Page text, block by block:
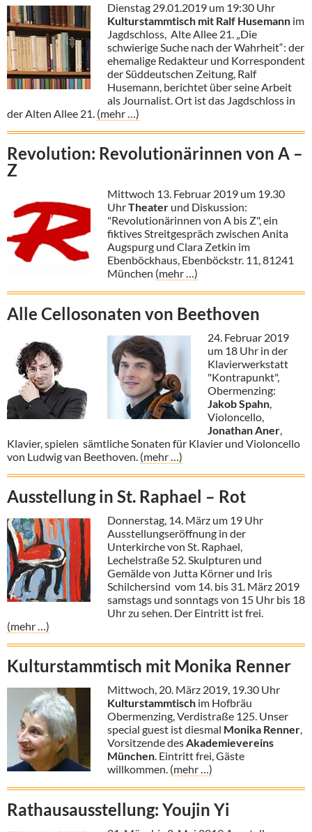
Dienstag 29.01.2019 um 19:30 Uhr
Kulturstammtisch mit Ralf Husemann im
Jagdschloss, Alte Allee 21. „Die
schwierige Suche nach der Wahrheit“: der
ehemalige Redakteur und Korrespondent
der Süddeutschen Zeitung, Ralf
Husemann, berichtet über seine Arbeit
als Journalist. Ort ist das Jagdschloss in
der Alten Allee 21. (mehr …)
Revolution: Revolutionärinnen von A –
Z
Mittwoch 13. Februar 2019 um 19.30
UhrTheater und Diskussion:
"Revolutionärinnen von A bis Z", ein
fiktives Streitgespräch zwischen Anita
Augspurg und Clara Zetkin im
Ebenböckhaus, Ebenböckstr. 11, 81241
München (mehr …)
Alle Cellosonaten von Beethoven
24. Februar 2019
um 18 Uhr in der
Klavierwerkstatt
"Kontrapunkt",
Obermenzing:
Jakob Spahn,
Violoncello,
Jonathan Aner,
Klavier, spielen sämtliche Sonaten für Klavier und Violoncello
von Ludwig van Beethoven. (mehr …)
Ausstellung in St. Raphael – Rot
Donnerstag, 14. März um 19 Uhr
Ausstellungseröffnung in der
Unterkirche von St. Raphael,
Lechelstraße 52. Skulpturen und
Gemälde von Jutta Körner und Iris
Schilchersind vom 14. bis 31. März 2019
samstags und sonntags von 15 Uhr bis 18
Uhr zu sehen. Der Eintritt ist frei.
(mehr …)
Kulturstammtisch mit Monika Renner
Mittwoch, 20. März 2019, 19.30 Uhr
Kulturstammtisch im Hofbräu
Obermenzing, Verdistraße 125. Unser
special guest ist diesmal Monika Renner,
Vorsitzende desAkademievereins
München. Eintritt frei, Gäste
willkommen. (mehr …)
Rathausausstellung: Youjin Yi